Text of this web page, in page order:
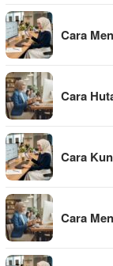
Cara
Cara
Cara
Cara